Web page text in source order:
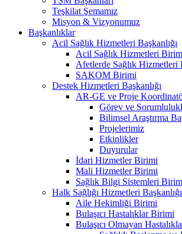
Teşkilat Şemamız
Misyon & Vizyonumuz
Başkanlıklar
Acil Sağlık Hizmetleri Başkanlığı
Acil Sağlık Hizmetleri
Afetlerde Sağlık Hizmetleri
SAKOM Birimi
Destek Hizmetleri Başkanlığı
AR-GE ve Proje
Görev ve
Bilimsel Araştırma
Projelerimiz
Etkinlikler
Duyurular
İdari Hizmetler Birimi
Mali Hizmetler Birimi
Sağlık Bilgi Sistemleri
Halk Sağlığı Hizmetleri Başkanlığı
Aile Hekimliği Birimi
Bulaşıcı Hastalıklar Birimi
Bulaşıcı Olmayan